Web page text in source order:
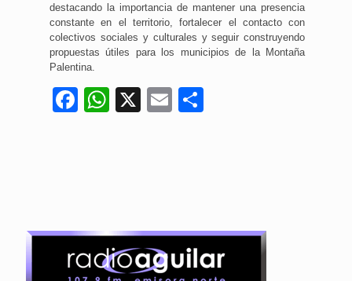
destacando la importancia de mantener una presencia
constante en el territorio, fortalecer el contacto con
colectivos sociales y culturales y seguir construyendo
propuestas útiles para los municipios de la Montaña
Palentina.
Facebook
WhatsApp
X Email